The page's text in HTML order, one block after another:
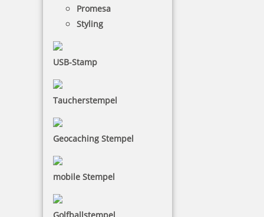
Promesa
Styling
USB-Stamp
Taucherstempel
Geocaching Stempel
mobile Stempel
Jetzt gestalten
Trodat Printy 4918 Mehrfarbiger Stempel